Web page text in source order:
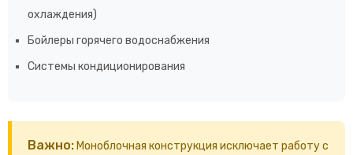
охлаждения)
Бойлеры горячего водоснабжения
Системы кондиционирования
Важно: Моноблочная конструкция исключает работу с